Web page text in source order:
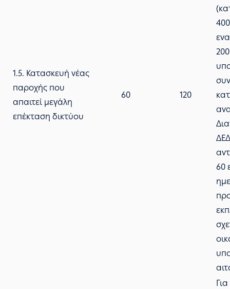
1.5. Κατασκευή νέας
παροχής που
απαιτεί μεγάλη
επέκταση δικτύου
60 120
60